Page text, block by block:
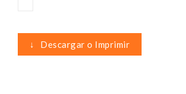
↓ Descargar o Imprimir